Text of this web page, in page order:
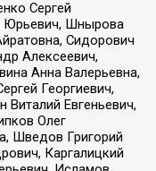
Сергей
Юрьевич, Шнырова
Сидорович
Алексеевич,
Анна Валерьевна,
Георгиевич,
Виталий Евгеньевич,
Олег
Шведов Григорий
Каргалицкий